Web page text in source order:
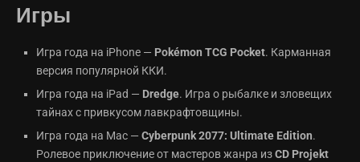
Игры
Игра года на iPhone — Pokémon TCG Pocket. Карманная
версия популярной ККИ.
Игра года на iPad — Dredge. Игра о рыбалке и зловещих
тайнах с привкусом лавкрафтовщины.
Игра года на Mac — Cyberpunk 2077: Ultimate Edition.
Ролевое приключение от мастеров жанра изCD Projekt